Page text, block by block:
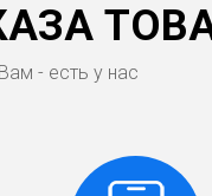
- есть у нас